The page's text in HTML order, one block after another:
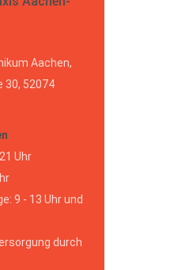
Aachen,
30, 52074
Uhr
9 - 13 Uhr und
durch